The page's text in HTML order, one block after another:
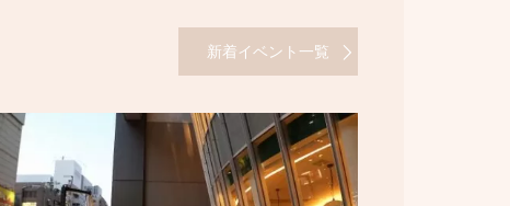
新着イベント一覧